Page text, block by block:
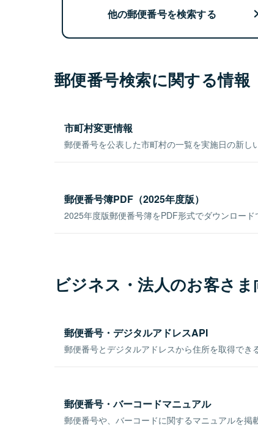
他の郵便番号を検索する
郵便番号検索に関する情報
市町村変更情報
郵便番号を公表した市町村の一覧を実施日の新し
郵便番号簿PDF（2025年度版）
2025年度版郵便番号簿をPDF形式でダウンロード
ビジネス・法人のお客さま
郵便番号・デジタルアドレスAPI
郵便番号とデジタルアドレスから住所を取得でき
郵便番号・バーコードマニュアル
郵便番号や、バーコードに関するマニュアルを掲